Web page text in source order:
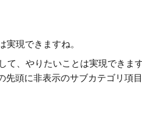
現できますね。